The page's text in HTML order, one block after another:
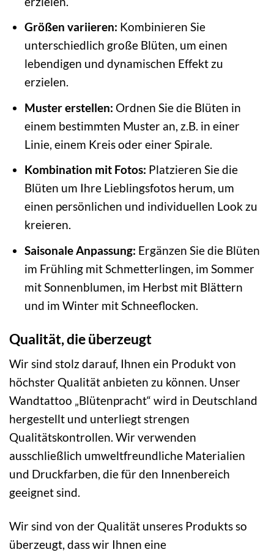
Größen variieren: Kombinieren Sie
unterschiedlich große Blüten, um einen
lebendigen und dynamischen Effekt zu
erzielen.
Muster erstellen: Ordnen Sie die Blüten in
einem bestimmten Muster an, z.B. in einer
Linie, einem Kreis oder einer Spirale.
Kombination mit Fotos: Platzieren Sie die
Blüten um Ihre Lieblingsfotos herum, um
einen persönlichen und individuellen Look zu
kreieren.
Saisonale Anpassung: Ergänzen Sie die Blüten
im Frühling mit Schmetterlingen, im Sommer
mit Sonnenblumen, im Herbst mit Blättern
und im Winter mit Schneeflocken.
Qualität, die überzeugt
Wir sind stolz darauf, Ihnen ein Produkt von
höchster Qualität anbieten zu können. Unser
Wandtattoo „Blütenpracht“ wird in Deutschland
hergestellt und unterliegt strengen
Qualitätskontrollen. Wir verwenden
ausschließlich umweltfreundliche Materialien
und Druckfarben, die für den Innenbereich
geeignet sind.
Wir sind von der Qualität unseres Produkts so
überzeugt, dass wir Ihnen eine